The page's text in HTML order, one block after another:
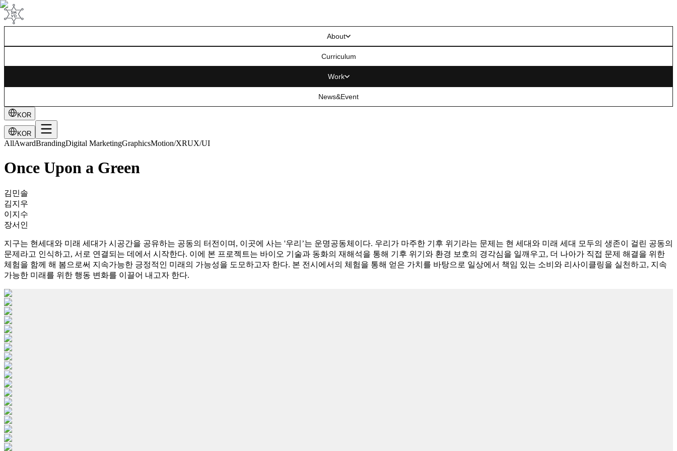
About
Curriculum
Work
News&Event
KOR
KOR
AllAwardBrandingDigital MarketingGraphicsMotion/XRUX/UI
Once Upon a Green
김민솔
김지우
이지수
장서인
지구는 현세대와 미래 세대가 시공간을 공유하는 공동의 터전이며, 이곳에 사는 '우리’는 운명공동체이다. 우리가 마주한 기후 위기라는 문제는 현 세대와 미래 세대 모두의 생존이 걸린 공동의
문제라고 인식하고, 서로 연결되는 데에서 시작한다. 이에 본 프로젝트는 바이오 기술과 동화의 재해석을 통해 기후 위기와 환경 보호의 경각심을 일깨우고, 더 나아가 직접 문제 해결을 위한
체험을 함께 해 봄으로써 지속가능한 긍정적인 미래의 가능성을 도모하고자 한다. 본 전시에서의 체험을 통해 얻은 가치를 바탕으로 일상에서 책임 있는 소비와 리사이클링을 실천하고, 지속
가능한 미래를 위한 행동 변화를 이끌어 내고자 한다.